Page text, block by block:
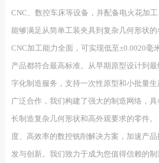
CNC、数控车床等设备，并配备电火花加
能够满足从简单工装夹具到复杂几何形状
CNC加工能力全面，可实现低至±0.0020毫
产品都符合最高标准。从早期原型设计到
字化制造服务，支持一次性原型和小批量
广泛合作，我们构建了强大的制造网络，
长制造复杂几何形状和高外观要求的零件
度、高效率的数控铣削解决方案，加速产
发与创新。我们致力于成为您值得信赖的